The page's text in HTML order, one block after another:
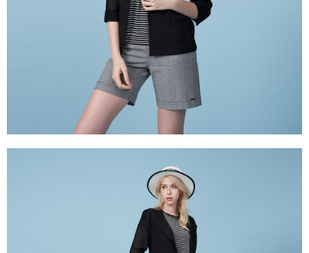
2.透過簡訊連結打開帳單後，可選擇「超商條碼／台灣大直營門市／銀行轉
帳／街口支付／iPASS MONEY」等通路繳費。
1.本服務係由「台灣大哥大股份有限公司」（以下簡稱本公司）所提供，讓
用戶於交易時，得透過本服務購買商品或服務，並由商店將買賣／分期付款
買賣價金債權讓與本公司後，依約使用本公司帳單繳交帳款。
2.基於同意付款使用「大哥付你分期」之契約關係目的，商店將以您的個人
資料（包含姓名、電話或地址）提供予台灣大哥大進項蒐集、處理及利用，
由本公司與您本人進行分期帳單所需資料之確認、核對及更正。
3.完整用戶服務條款，請詳閱以下連結：https://oppay.tw/userRule
１．於結帳方式選擇「AFTEE先享後付」後，將跳轉至「AFTEE先享後付」
結帳頁面，進行簡訊認證並確認金額後，即可完成結帳。
２．訂單成立數日內，您將收到繳費通知簡訊。
３．收到繳費通知簡訊後14天內，點擊此簡訊中的連結，可透過四大超商／
ATM／網路銀行／等多元方式進行付款，方視為交易完成。
※ 請注意：結帳手續完成當下不需立刻繳費，但若您需要取消訂單，請聯絡
購買商品的店家。未經商家同意取消之訂單仍視為有效，需透過AFTEE先享
※ 交易是否成功請以「AFTEE先享後付 」之結帳頁面顯示為準，若有關於
是否繳費成功／繳費後需取消欲退款等相關疑問，請聯繫「AFTEE先享後付
客戶支援中心」https://netprotections.freshdesk.com/support/home
１．透過由恩沛科技股份有限公司提供之「AFTEE先享後付」服務完成之交
易，需依本服務之必要範圍內提供個人資料，並將交易相關給付款項請求債
２．關於個人資料處理事宜，請瀏覽以下網址：
３．未成年的使用者請事先徵得法定代理人或監護人之同意方可使用
「AFTEE先享後付」，若未經同意申辦者引起之損失，本公司不負相關責
每筆NT$120，滿NT$2,000(含以上)免運費
每筆NT$120，滿NT$2,000(含以上)免運費